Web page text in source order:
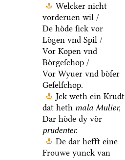
Welcker nicht
vorderuen wil /
De hoͤde ſick vor
Loͤgen vnd Spil /
Vor Kopen vnd
Boͤrgeſchop /
Vor Wyuer vnd boͤſer
Geſelſchop.
Jck weth ein Krudt
dat heth mala Mulier,
Dar hoͤde dy voͤr
prudenter.
De dar hefft eine
Frouwe yunck van